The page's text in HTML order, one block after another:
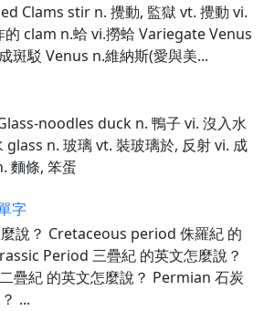
Clams stir n. 攪動, 監獄 vt. 攪動 vi.
clam n.蛤 vi.撈蛤 Variegate Venus
斑駁 Venus n.維納斯(愛與美...
noodles duck n. 鴨子 vi. 沒入水
n. 玻璃 vt. 裝玻璃於, 反射 vi. 成
麵條, 笨蛋
字
說？ Cretaceous period 侏羅紀 的
Period 三疊紀 的英文怎麼說？
疊紀 的英文怎麼說？ Permian 石炭
...